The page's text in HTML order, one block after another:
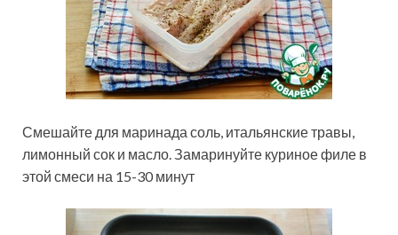
Смешайте для маринада соль, итальянские травы,
лимонный сок и масло. Замаринуйте куриное филе в
этой смеси на 15-30 минут